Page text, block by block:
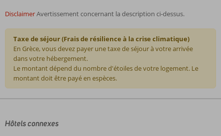
DisclaimerAvertissement concernant la description ci-dessus.
Taxe de séjour (Frais de résilience à la crise climatique)
En Grèce, vous devez payer une taxe de séjour à votre arrivée
dans votre hébergement.
Le montant dépend du nombre d'étoiles de votre logement. Le
montant doit être payé en espèces.
écrits
Hôtels connexes